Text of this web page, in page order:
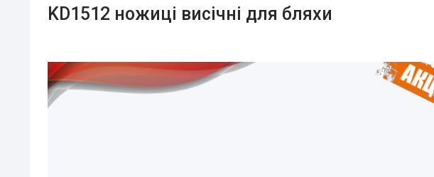
KD1512 ножиці висічні для бляхи